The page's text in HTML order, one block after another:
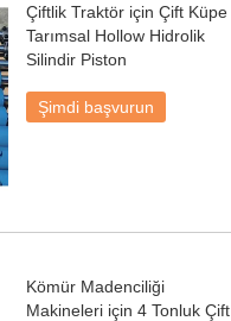
Çiftlik Traktör için Çift Küpe
Tarımsal Hollow Hidrolik
Silindir Piston
Şimdi başvurun
Kömür Madenciliği
Makineleri için 4 Tonluk Çift